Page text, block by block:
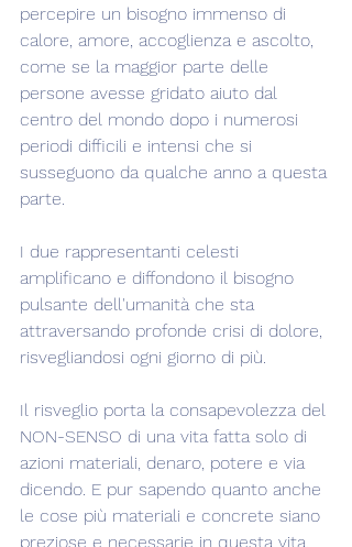
percepire un bisogno immenso di
calore, amore, accoglienza e ascolto,
come se la maggior parte delle
persone avesse gridato aiuto dal
centro del mondo dopo i numerosi
periodi difficili e intensi che si
susseguono da qualche anno a questa
parte.
I due rappresentanti celesti
amplificano e diffondono il bisogno
pulsante dell'umanità che sta
attraversando profonde crisi di dolore,
risvegliandosi ogni giorno di più.
Il risveglio porta la consapevolezza del
NON-SENSO di una vita fatta solo di
azioni materiali, denaro, potere e via
dicendo. E pur sapendo quanto anche
le cose più materiali e concrete siano
preziose e necessarie in questa vita,